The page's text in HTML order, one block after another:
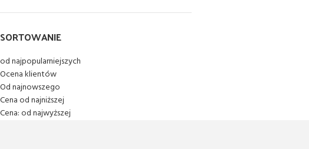
SORTOWANIE
od najpopularniejszych
Ocena klientów
Od najnowszego
Cena od najniższej
Cena: od najwyższej